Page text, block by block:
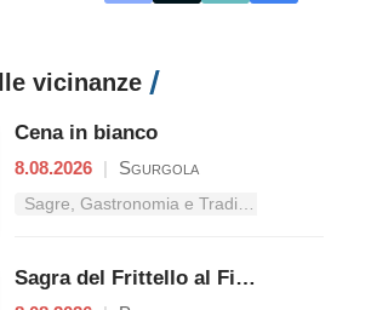
vicinanze
Cena in bianco
8.08.2026 | Sgurgola
Sagre, Gastronomia e Tradizioni nel Lazio
Sagra del Frittello al Fiore di Zucca